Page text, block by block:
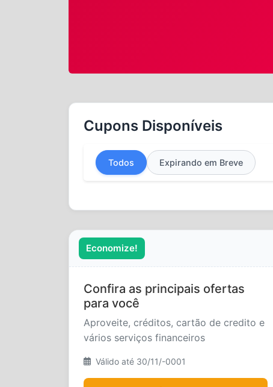
Cupons Disponíveis
Todos Expirando em Breve
Economize!
Confira as principais ofertas
para você
Aproveite, créditos, cartão de credito e
vários serviços financeiros
Válido até 30/11/-0001